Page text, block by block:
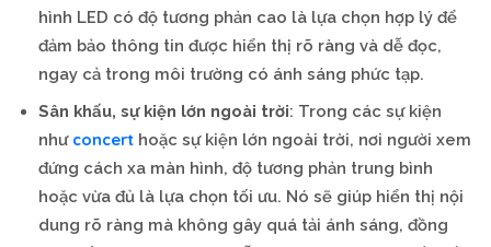
hình LED có độ tương phản cao là lựa chọn hợp lý để
đảm bảo thông tin được hiển thị rõ ràng và dễ đọc,
ngay cả trong môi trường có ánh sáng phức tạp.
Sân khấu, sự kiện lớn ngoài trời: Trong các sự kiện
như concert hoặc sự kiện lớn ngoài trời, nơi người xem
đứng cách xa màn hình, độ tương phản trung bình
hoặc vừa đủ là lựa chọn tối ưu. Nó sẽ giúp hiển thị nội
dung rõ ràng mà không gây quá tải ánh sáng, đồng